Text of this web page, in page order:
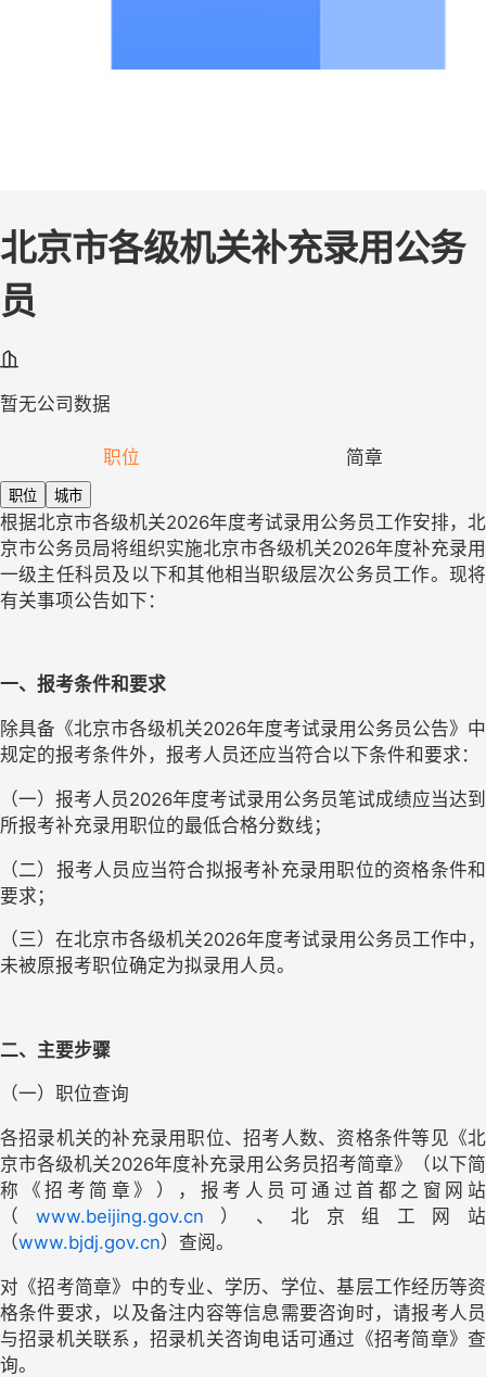
北京市各级机关补充录用公务
员
暂无公司数据
职位 简章
职位 城市
根据北京市各级机关2026年度考试录用公务员工作安排，北
京市公务员局将组织实施北京市各级机关2026年度补充录用
一级主任科员及以下和其他相当职级层次公务员工作。现将
有关事项公告如下：
一、报考条件和要求
除具备《北京市各级机关2026年度考试录用公务员公告》中
规定的报考条件外，报考人员还应当符合以下条件和要求：
（一）报考人员2026年度考试录用公务员笔试成绩应当达到
所报考补充录用职位的最低合格分数线；
（二）报考人员应当符合拟报考补充录用职位的资格条件和
要求；
（三）在北京市各级机关2026年度考试录用公务员工作中，
未被原报考职位确定为拟录用人员。
二、主要步骤
（一）职位查询
各招录机关的补充录用职位、招考人数、资格条件等见《北
京市各级机关2026年度补充录用公务员招考简章》（以下简
称《招考简章》），报考人员可通过首都之窗网站
（ www.beijing.gov.cn ）、北京组工网站
（www.bjdj.gov.cn）查阅。
对《招考简章》中的专业、学历、学位、基层工作经历等资
格条件要求，以及备注内容等信息需要咨询时，请报考人员
与招录机关联系，招录机关咨询电话可通过《招考简章》查
询。